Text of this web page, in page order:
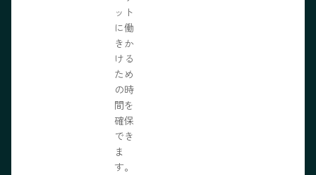
ット
に働
きか
ける
ため
の時
間を
確保
でき
ま
す。